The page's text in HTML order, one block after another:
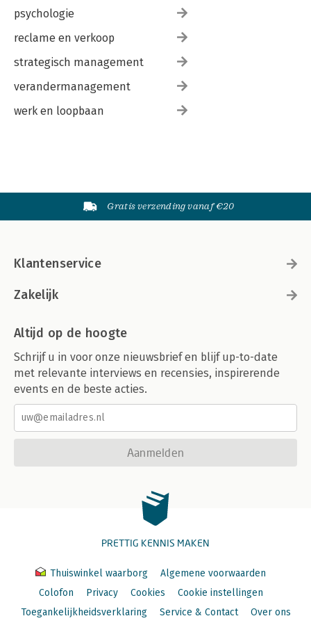
Over de auteurs 195
Register 197
psychologie
reclame en verkoop
strategisch management
verandermanagement
werk en loopbaan
Gratis verzending vanaf €20
Klantenservice
Zakelijk
Altijd op de hoogte
Schrijf u in voor onze nieuwsbrief en blijf up-to-date
met relevante interviews en recensies, inspirerende
events en de beste acties.
Aanmelden
PRETTIG KENNIS MAKEN
Thuiswinkel waarborg
Algemene voorwaarden
Colofon
Privacy Cookies
Cookie instellingen
Toegankelijkheidsverklaring
Service & Contact Over ons